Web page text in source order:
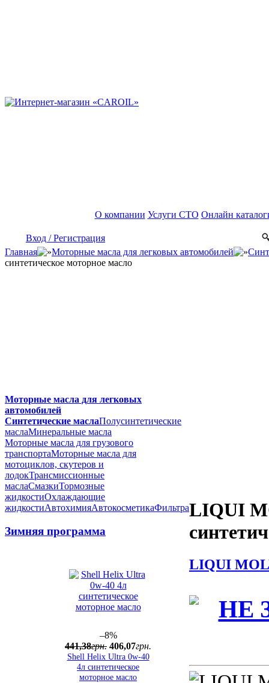
О компании Услуги СТО Онлайн
Вход / Регистрация
Главная
Моторные масла для легковых автомобилей
синтетическое моторное масло
Моторные масла для легковых
автомобилей
Синтетические маслаПолусинтетические
маслаМинеральные масла
Моторные масла для грузового
транспортаМоторные масла для
мотоциклов, скутеров и
лодокТрансмиссионные
маслаСмазкиТормозные
жидкостиОхлаждающие
жидкостиАвтохимияАвтокосметикаФильтра
Зимняя программа
–8%
441,38грн. 406,07грн.
Shell Helix Ultra 0w-40
4л синтетическое
моторное масло
LIQUI
LIQUI